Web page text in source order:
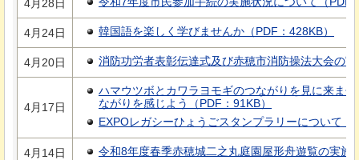
4月28日
4月24日 韓国語を楽しく学びませんか（PDF：428KB）
4月20日 消防功労者表彰伝達式及び赤穂市消防操法大会の
4月17日
ハマウツボとカワラヨモギのつながりを見に来ま
ながりを感じよう（PDF：91KB）
EXPOレガシーひょうごスタンプラリーについて（
4月14日 令和8年度春季赤穂城二之丸庭園屋形舟遊覧の実施